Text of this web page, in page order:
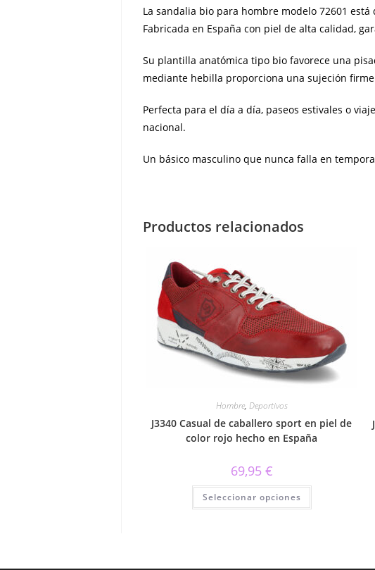
La sandalia bio para hombre modelo 72601
Fabricada en España con piel de alta calidad,
Su plantilla anatómica tipo bio favorece una
mediante hebilla proporciona una sujeción
Perfecta para el día a día, paseos estivales o
nacional.
Un básico masculino que nunca falla en
Productos relacionados
Hombre, Deportivos
J3340 Casual de caballero sport en piel de
color rojo hecho en España
69,95 €
Seleccionar opciones
Este
tiene